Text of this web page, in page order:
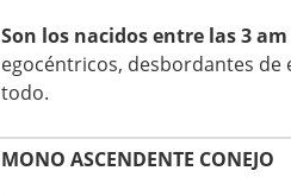
Son los nacidos entre las 3 am
egocéntricos, desbordantes de
todo.
MONO ASCENDENTE CONEJO